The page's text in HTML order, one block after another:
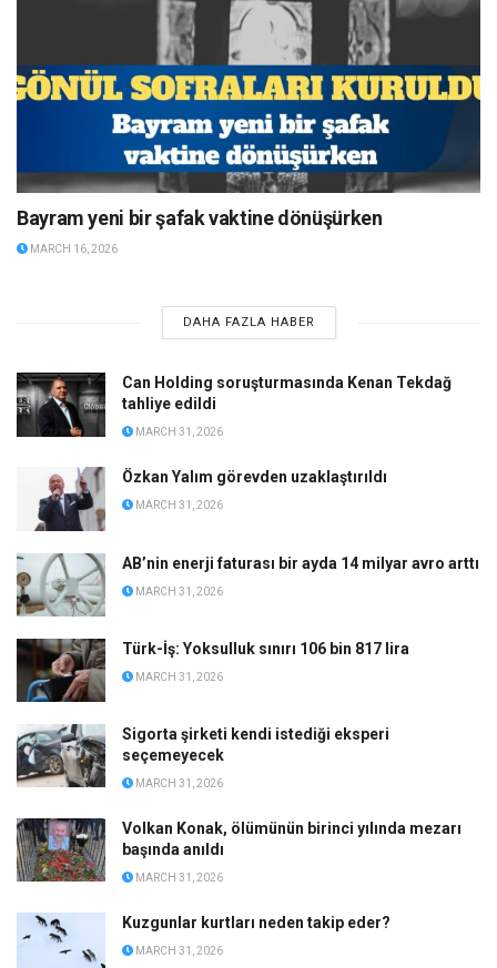
Bayram yeni bir şafak vaktine dönüşürken
MARCH 16, 2026
DAHA FAZLA HABER
Can Holding soruşturmasında Kenan Tekdağ
tahliye edildi
MARCH 31, 2026
Özkan Yalım görevden uzaklaştırıldı
MARCH 31, 2026
AB’nin enerji faturası bir ayda 14 milyar avro arttı
MARCH 31, 2026
Türk-İş: Yoksulluk sınırı 106 bin 817 lira
MARCH 31, 2026
Sigorta şirketi kendi istediği eksperi
seçemeyecek
MARCH 31, 2026
Volkan Konak, ölümünün birinci yılında mezarı
başında anıldı
MARCH 31, 2026
Kuzgunlar kurtları neden takip eder?
MARCH 31, 2026